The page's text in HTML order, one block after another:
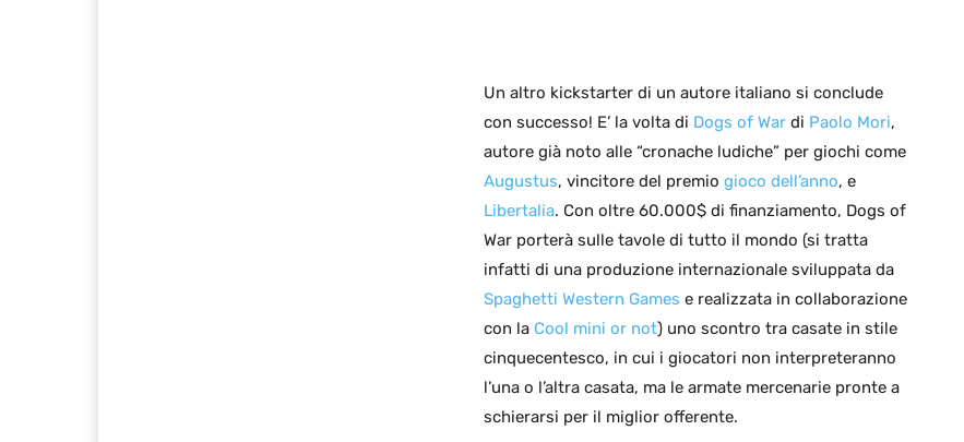
Un altro kickstarter di un autore italiano si conclude
con successo! E’ la volta di Dogs of War di Paolo Mori,
autore già noto alle “cronache ludiche” per giochi come
Augustus, vincitore del premio gioco dell’anno, e
Libertalia. Con oltre 60.000$ di finanziamento, Dogs of
War porterà sulle tavole di tutto il mondo (si tratta
infatti di una produzione internazionale sviluppata da
Spaghetti Western Games e realizzata in collaborazione
con la Cool mini or not) uno scontro tra casate in stile
cinquecentesco, in cui i giocatori non interpreteranno
l’una o l’altra casata, ma le armate mercenarie pronte a
schierarsi per il miglior offerente.